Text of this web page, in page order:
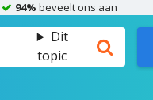
94% beveelt ons aan
Dit
topic